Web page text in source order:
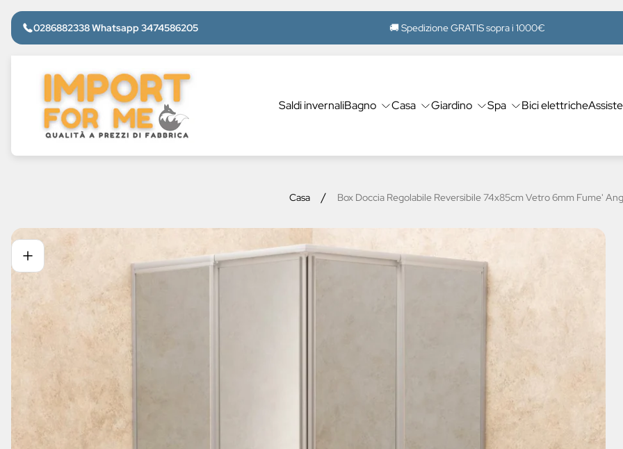
0286882338 Whatsapp 3474586205 🚚 Spedizione GRATIS sopra i 1000€
Logo
negozio"
Saldi invernaliBagno Casa Giardino Spa Bici elettriche
Casa / Box Doccia Regolabile Reversibile 74x85cm Vetro 6mm Fume'